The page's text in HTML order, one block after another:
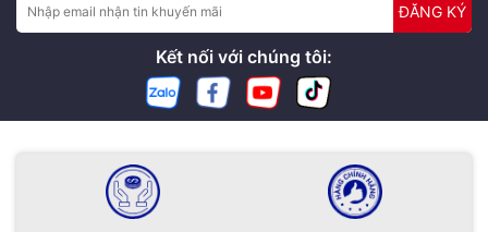
dùng dễ dàng theo dõi và vẽ nét chính xác hơn.
ĐĂNG KÝ
Kết nối với chúng tôi: